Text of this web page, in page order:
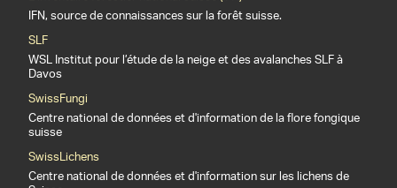
IFN, source de connaissances sur la forêt suisse.
SLF
WSL Institut pour l’étude de la neige et des avalanches SLF à
Davos
SwissFungi
Centre national de données et d'information de la flore fongique
suisse
SwissLichens
Centre national de données et d'information sur les lichens de